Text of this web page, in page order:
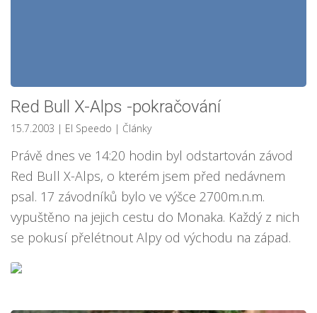
Red Bull X-Alps -pokračování
15.7.2003 | El Speedo | Články
Právě dnes ve 14:20 hodin byl odstartován závod
Red Bull X-Alps, o kterém jsem před nedávnem
psal. 17 závodníků bylo ve výšce 2700m.n.m.
vypuštěno na jejich cestu do Monaka. Každý z nich
se pokusí přelétnout Alpy od východu na západ.